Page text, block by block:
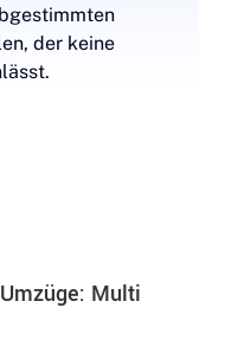
der keine
Multi